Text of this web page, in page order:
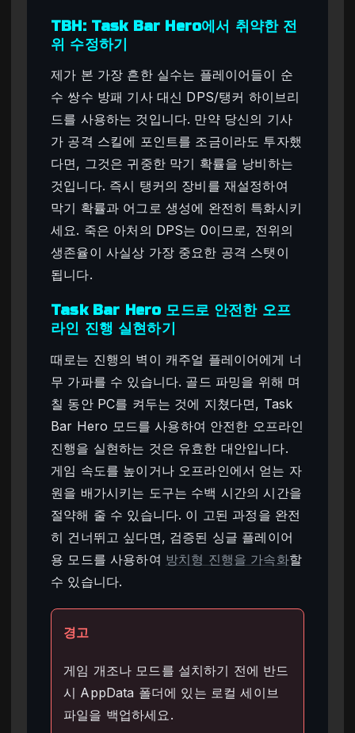
TBH: Task Bar Hero에서 취약한 전
위 수정하기
제가 본 가장 흔한 실수는 플레이어들이 순
수 쌍수 방패 기사 대신 DPS/탱커 하이브리
드를 사용하는 것입니다. 만약 당신의 기사
가 공격 스킬에 포인트를 조금이라도 투자했
다면, 그것은 귀중한 막기 확률을 낭비하는
것입니다. 즉시 탱커의 장비를 재설정하여
막기 확률과 어그로 생성에 완전히 특화시키
세요. 죽은 아처의 DPS는 0이므로, 전위의
생존율이 사실상 가장 중요한 공격 스탯이
됩니다.
Task Bar Hero 모드로 안전한 오프
라인 진행 실현하기
때로는 진행의 벽이 캐주얼 플레이어에게 너
무 가파를 수 있습니다. 골드 파밍을 위해 며
칠 동안 PC를 켜두는 것에 지쳤다면, Task
Bar Hero 모드를 사용하여 안전한 오프라인
진행을 실현하는 것은 유효한 대안입니다.
게임 속도를 높이거나 오프라인에서 얻는 자
원을 배가시키는 도구는 수백 시간의 시간을
절약해 줄 수 있습니다. 이 고된 과정을 완전
히 건너뛰고 싶다면, 검증된 싱글 플레이어
용 모드를 사용하여 방치형 진행을 가속화할
수 있습니다.
경고
게임 개조나 모드를 설치하기 전에 반드
시 AppData 폴더에 있는 로컬 세이브
파일을 백업하세요.